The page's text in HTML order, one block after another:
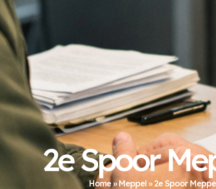
2e Spoor
Home» Meppel» 2e Spoor